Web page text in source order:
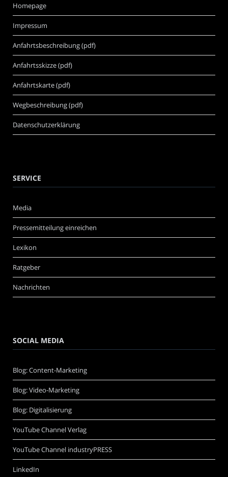
Homepage
Impressum
Anfahrtsbeschreibung (pdf)
Anfahrtsskizze (pdf)
Anfahrtskarte (pdf)
Wegbeschreibung (pdf)
Datenschutzerklärung
SERVICE
Media
Pressemitteilung einreichen
Lexikon
Ratgeber
Nachrichten
SOCIAL MEDIA
Blog: Content-Marketing
Blog: Video-Marketing
Blog: Digitalisierung
YouTube Channel Verlag
YouTube Channel industryPRESS
LinkedIn